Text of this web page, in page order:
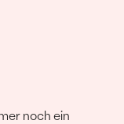
noch ein